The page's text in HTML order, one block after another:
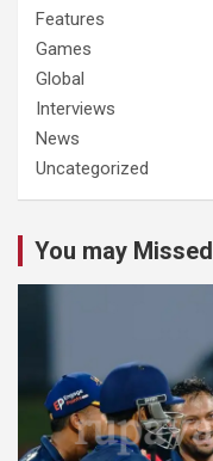
Features
Games
Global
Interviews
News
Uncategorized
You may Missed